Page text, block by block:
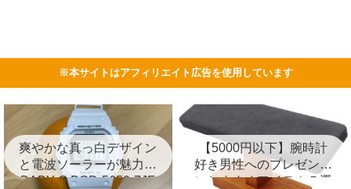
※本サイトはアフィリエイト広告を使用しています
爽やかな真っ白デザイン
と電波ソーラーが魅力の
BABY-G BGD-5650-7JF
【5000円以下】腕時計
好き男性へのプレゼント
におすすめアイテム５選